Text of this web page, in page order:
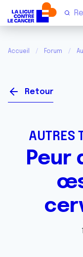
Accueil Forum
Retour
AUTRES
Peur